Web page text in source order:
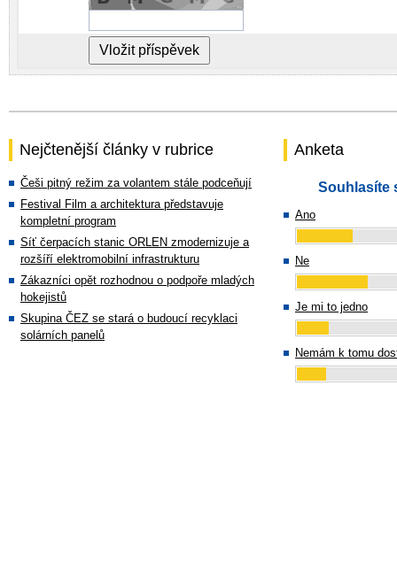
Nejčtenější články v rubrice
Češi pitný režim za volantem stále podceňují
Festival Film a architektura představuje
kompletní program
Síť čerpacích stanic ORLEN zmodernizuje a
rozšíří elektromobilní infrastrukturu
Zákazníci opět rozhodnou o podpoře mladých
hokejistů
Skupina ČEZ se stará o budoucí recyklaci
solárních panelů
Anketa
Souhlasíte
Ano
Ne
Je mi to jedno
Nemám k tomu